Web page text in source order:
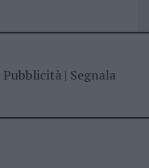
Pubblicità| Segnala